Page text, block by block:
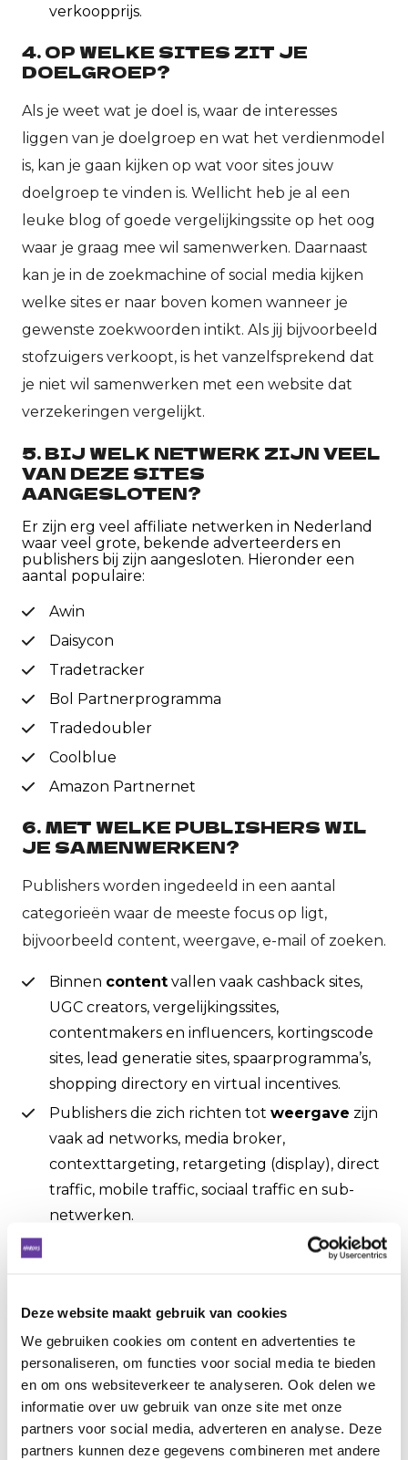
Deze website maakt gebruik van cookies
We gebruiken cookies om content en advertenties te
personaliseren, om functies voor social media te bieden
en om ons websiteverkeer te analyseren. Ook delen we
informatie over uw gebruik van onze site met onze
partners voor social media, adverteren en analyse. Deze
partners kunnen deze gegevens combineren met andere
verkoopprijs.
4. OP WELKE SITES ZIT JE
DOELGROEP?
Als je weet wat je doel is, waar de interesses
liggen van je doelgroep en wat het verdienmodel
is, kan je gaan kijken op wat voor sites jouw
doelgroep te vinden is. Wellicht heb je al een
leuke blog of goede vergelijkingssite op het oog
waar je graag mee wil samenwerken. Daarnaast
kan je in de zoekmachine of social media kijken
welke sites er naar boven komen wanneer je
gewenste zoekwoorden intikt. Als jij bijvoorbeeld
stofzuigers verkoopt, is het vanzelfsprekend dat
je niet wil samenwerken met een website dat
verzekeringen vergelijkt.
5. BIJ WELK NETWERK ZIJN VEEL
VAN DEZE SITES
AANGESLOTEN?
Er zijn erg veel affiliate netwerken in Nederland
waar veel grote, bekende adverteerders en
publishers bij zijn aangesloten. Hieronder een
aantal populaire:
Awin
Daisycon
Tradetracker
Bol Partnerprogramma
Tradedoubler
Coolblue
Amazon Partnernet
6. MET WELKE PUBLISHERS WIL
JE SAMENWERKEN?
Publishers worden ingedeeld in een aantal
categorieën waar de meeste focus op ligt,
bijvoorbeeld content, weergave, e-mail of zoeken.
Binnen content vallen vaak cashback sites,
UGC creators, vergelijkingssites,
contentmakers en influencers, kortingscode
sites, lead generatie sites, spaarprogramma’s,
shopping directory en virtual incentives.
Publishers die zich richten tot weergave zijn
vaak ad networks, media broker,
contexttargeting, retargeting (display), direct
traffic, mobile traffic, sociaal traffic en sub-
netwerken.
hebben vaak de focus op
Tot slot zijn er publishers die zich
bezighouden met zoeken. Denk hierbij aan
directe linking, domein registratie, linking via
landingspagina’s, mobile search, social search
en CSS. CSS is een shopping
vergelijkingsservice, ofwel Comparison